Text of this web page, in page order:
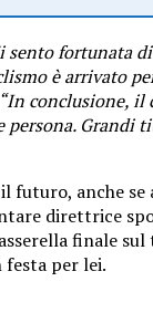
sento fortunata
è arrivato
“In conclusione, il
persona. Grandi
futuro, anche
direttrice
finale
per lei.